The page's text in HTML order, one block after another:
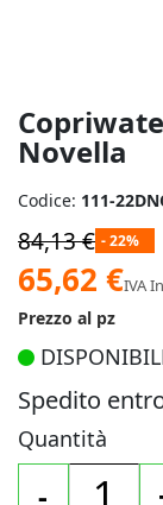
Novella
immagini
Codice: 111-
84,13 € - 22%
Prezzo
speciale
65,62 €IVA
Prezzo al pz
Spedito
Quantità
-